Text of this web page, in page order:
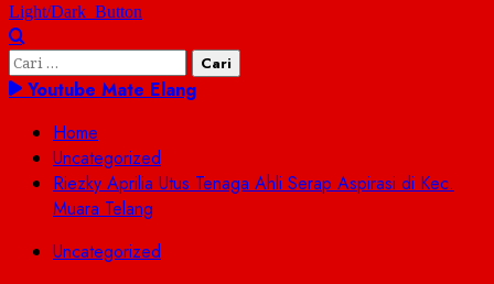
Light/Dark Button
Cari
untuk:
Youtube Mate Elang
Home
Uncategorized
Riezky Aprilia Utus Tenaga Ahli Serap Aspirasi di Kec.
Muara Telang
Uncategorized